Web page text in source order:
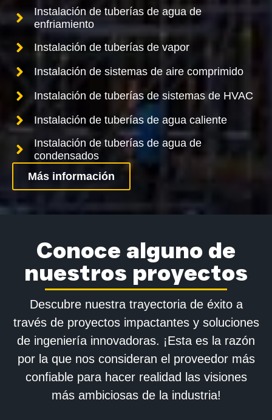
Instalación de tuberías de agua de
enfriamiento
Instalación de tuberías de vapor
Instalación de sistemas de aire comprimido
Instalación de tuberías de sistemas de HVAC
Instalación de tuberías de agua caliente
Instalación de tuberías de agua de
condensados
Más información
Conoce alguno de
nuestros proyectos
Descubre nuestra trayectoria de éxito a
través de proyectos impactantes y soluciones
de ingeniería innovadoras. ¡Esta es la razón
por la que nos consideran el proveedor más
confiable para hacer realidad las visiones
más ambiciosas de la industria!